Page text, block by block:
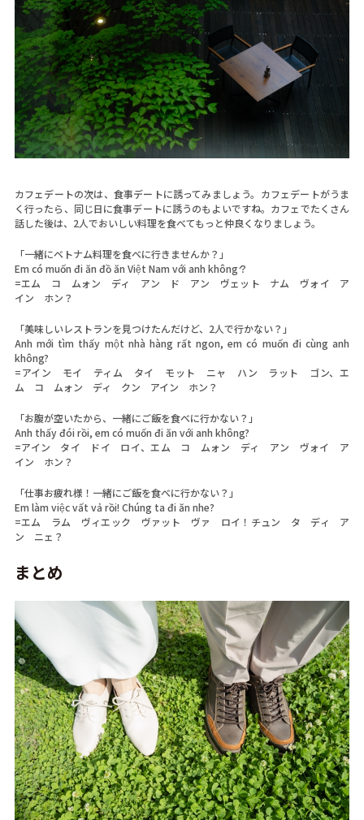
カフェデートの次は、食事デートに誘ってみましょう。カフェデートがうま
く行ったら、同じ日に食事デートに誘うのもよいですね。カフェでたくさん
話した後は、2人でおいしい料理を食べてもっと仲良くなりましょう。
「一緒にベトナム料理を食べに行きませんか？」
Em có muốn đi ăn đồ ăn Việt Nam với anh khônǵ？
=エム コ ムォン ディ アン ド アン ヴェット ナム ヴォイ ア
イン ホン？
「美味しいレストランを見つけたんだけど、2人で行かない？」
Anh mới tìm thấy một nhà hàng rất ngon, em có muốn đi cùng anh
không?
=アイン モイ ティム タイ モット ニャ ハン ラット ゴン、エ
ム コ ムォン ディ クン アイン ホン？
「お腹が空いたから、一緒にご飯を食べに行かない？」
Anh thấy đói rồi, em có muốn đi ăn với anh không?
=アイン タイ ドイ ロイ、エム コ ムォン ディ アン ヴォイ ア
イン ホン？
「仕事お疲れ様！一緒にご飯を食べに行かない？」
Em làm việc vất vả rồi! Chúng ta đi ăn nhe?
=エム ラム ヴィエック ヴァット ヴァ ロイ！チュン タ ディ ア
ン ニェ？
まとめ